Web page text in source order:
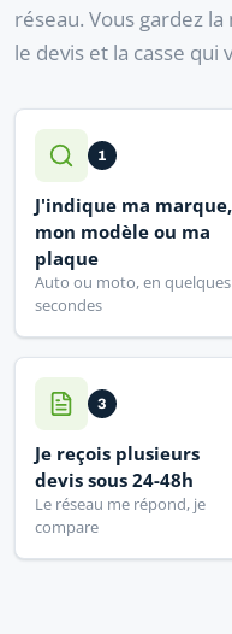
réseau. Vous gardez
le devis et la casse qui
1
J'indique ma marque,
mon modèle ou ma
plaque
Auto ou moto, en quelques
secondes
3
Je reçois plusieurs
devis sous 24-48h
Le réseau me répond, je
compare